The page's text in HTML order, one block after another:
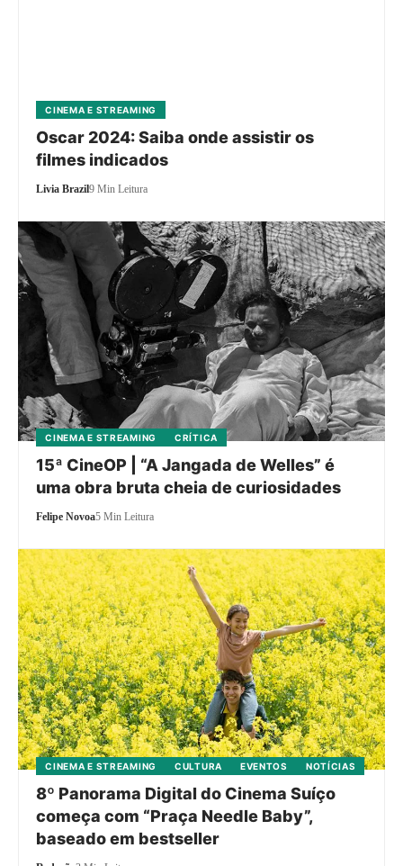
CINEMA E STREAMING
Oscar 2024: Saiba onde assistir os
filmes indicados
Livia Brazil9 Min Leitura
CINEMA E STREAMING CRÍTICA
15ª CineOP | “A Jangada de Welles” é
uma obra bruta cheia de curiosidades
Felipe Novoa5 Min Leitura
CINEMA E STREAMING CULTURA EVENTOS NOTÍCIAS
8º Panorama Digital do Cinema Suíço
começa com “Praça Needle Baby”,
baseado em bestseller